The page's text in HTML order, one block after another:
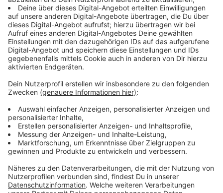
am 25. September geben. Die Aktionen dienen zum
Zweck, den Verantwortlichen vor Augen zu führen,
dass die Einhaltung der1,5-Grad-Grenze aus dem
Pariser Klimaabkommenfür das Klima auf der Welt
eminent wichtig sei. Der Bewegung geht es um "starke
EU-Klimaziele, einen Kohleausstieg bis 2030 und eine
Anzeige
Geplante Aktionen können unter anderem gebildete
Menschenketten, Fahrradstreiks oder Kunstaktionen
zu den jeweiligen Themen sein. Der globale Klimastreik
am 25. September läuft auch unter dem Motto "Kein
Grad weiter". In gewissen Regionen wird es